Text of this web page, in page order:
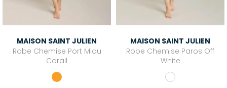
MAISON SAINT JULIEN
Robe Chemise Port Miou
Corail
MAISON SAINT JULIEN
Robe Chemise Paros Off
White